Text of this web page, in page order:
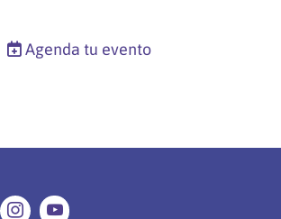
Agenda tu evento